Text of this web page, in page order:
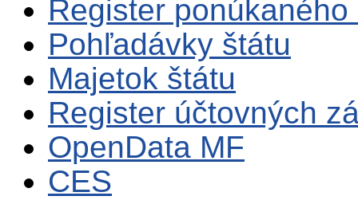
Register
Pohľadávky štátu
Majetok štátu
Register účtovných
OpenData MF
CES